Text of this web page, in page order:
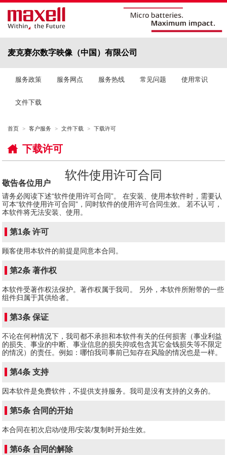
麦克赛尔数字映像（中国）有限公司
服务政策 服务网点 服务热线 常见问题 使用常识
文件下载
首页 客户服务 文件下载 下载许可
下载许可
软件使用许可合同
敬告各位用户
请务必阅读下述“软件使用许可合同”。 在安装、使用本软件时，需要认
可本“软件使用许可合同”，同时软件的使用许可合同生效。 若不认可，
本软件将无法安装、使用。
第1条 许可
顾客使用本软件的前提是同意本合同。
第2条 著作权
本软件受著作权法保护。著作权属于我司。 另外，本软件所附带的一些
组件归属于其供给者。
第3条 保证
不论在何种情况下，我司都不承担和本软件有关的任何损害（事业利益
的损失、事业的中断、事业信息的损失抑或包含其它金钱损失等不限定
的情况）的责任。例如：哪怕我司事前已知存在风险的情况也是一样。
第4条 支持
因本软件是免费软件，不提供支持服务。我司是没有支持的义务的。
第5条 合同的开始
本合同在初次启动/使用/安装/复制时开始生效。
第6条 合同的解除